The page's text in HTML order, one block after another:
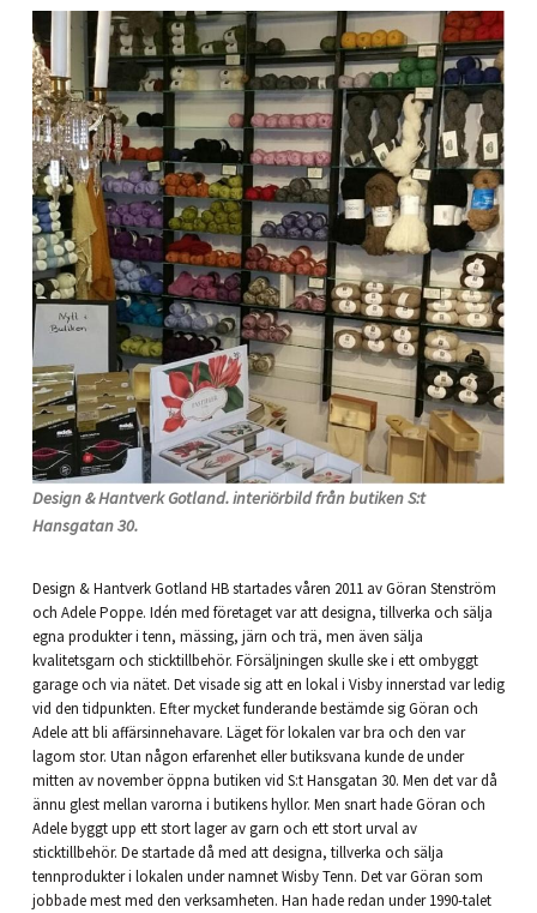
Design & Hantverk Gotland. interiörbild från butiken S:t
Hansgatan 30.
Design & Hantverk Gotland HB startades våren 2011 av Göran Stenström
och Adele Poppe. Idén med företaget var att designa, tillverka och sälja
egna produkter i tenn, mässing, järn och trä, men även sälja
kvalitetsgarn och sticktillbehör. Försäljningen skulle ske i ett ombyggt
garage och via nätet. Det visade sig att en lokal i Visby innerstad var ledig
vid den tidpunkten. Efter mycket funderande bestämde sig Göran och
Adele att bli affärsinnehavare. Läget för lokalen var bra och den var
lagom stor. Utan någon erfarenhet eller butiksvana kunde de under
mitten av november öppna butiken vid S:t Hansgatan 30. Men det var då
ännu glest mellan varorna i butikens hyllor. Men snart hade Göran och
Adele byggt upp ett stort lager av garn och ett stort urval av
sticktillbehör. De startade då med att designa, tillverka och sälja
tennprodukter i lokalen under namnet Wisby Tenn. Det var Göran som
jobbade mest med den verksamheten. Han hade redan under 1990-talet